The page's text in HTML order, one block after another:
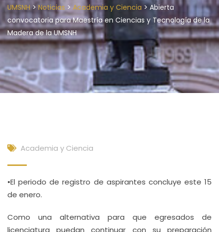
UMSNH> Noticias > Academia y Ciencia >Abierta
convocatoria para Maestría en Ciencias y Tecnología de la
Madera de la UMSNH
Academia y Ciencia
•El periodo de registro de aspirantes concluye este 15
de enero.
Como una alternativa para que egresados de
licenciatura puedan continuar con su preparación